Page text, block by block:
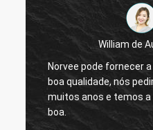
William de
Norvee pode fornecer
boa qualidade, nós
muitos anos e temos
boa.